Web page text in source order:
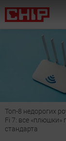
Топ-8 недорогих
Fi 7: все «плюшки»
стандарта